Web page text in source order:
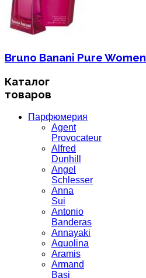
Bruno Banani Pure Women
Каталог
товаров
Парфюмерия
Agent
Provocateur
Alfred
Dunhill
Angel
Schlesser
Anna
Sui
Antonio
Banderas
Annayaki
Aquolina
Aramis
Armand
Basi